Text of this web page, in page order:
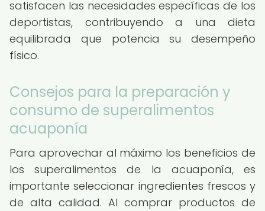
satisfacen las necesidades específicas de los
deportistas, contribuyendo a una dieta
equilibrada que potencia su desempeño
físico.
Consejos para la preparación y
consumo de superalimentos
acuaponía
Para aprovechar al máximo los beneficios de
los superalimentos de la acuaponía, es
importante seleccionar ingredientes frescos y
de alta calidad. Al comprar productos de